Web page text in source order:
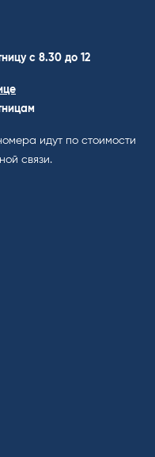
с 8.30 до 12
идут по стоимости
связи.